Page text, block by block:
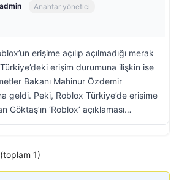
admin Anahtar yönetici
erişime açılıp açılmadığı merak
erişim durumuna ilişkin ise
Bakanı Mahinur Özdemir
geldi. Peki, Roblox Türkiye’de erişime
Göktaş’ın ‘Roblox’ açıklaması…
1)